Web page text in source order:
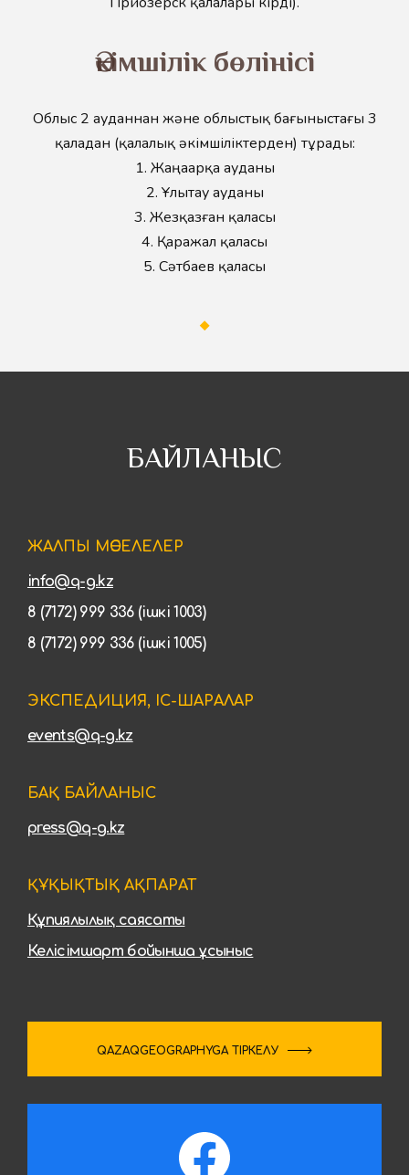
Әкімшілік бөлінісі
Облыс 2 ауданнан және облыстық бағыныстағы 3
қаладан (қалалық әкімшіліктерден) тұрады:
1. Жаңаарқа ауданы
2. Ұлытау ауданы
3. Жезқазған қаласы
4. Қаражал қаласы
5. Сәтбаев қаласы
БАЙЛАНЫС
ЖАЛПЫ МӘСЕЛЕЛЕР
info@q-g.kz
8 (7172) 999 336 (ішкі 1003)
8 (7172) 999 336 (ішкі 1005)
ЭКСПЕДИЦИЯ, ІС-ШАРАЛАР
events@q-g.kz
БАҚ БАЙЛАНЫС
press@q-g.kz
ҚҰҚЫҚТЫҚ АҚПАРАТ
Құпиялылық саясаты
Келісімшарт бойынша ұсыныс
QAZAQGEOGRAPHYGA ТІРКЕЛУ